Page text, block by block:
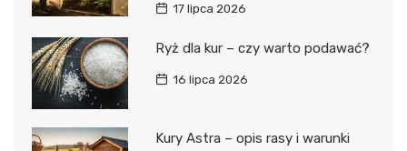
17 lipca 2026
Ryż dla kur – czy warto podawać?
16 lipca 2026
Kury Astra – opis rasy i warunki